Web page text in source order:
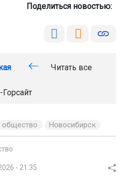
Поделиться новостью:
Читать все
общество Новосибирск
- 21:35